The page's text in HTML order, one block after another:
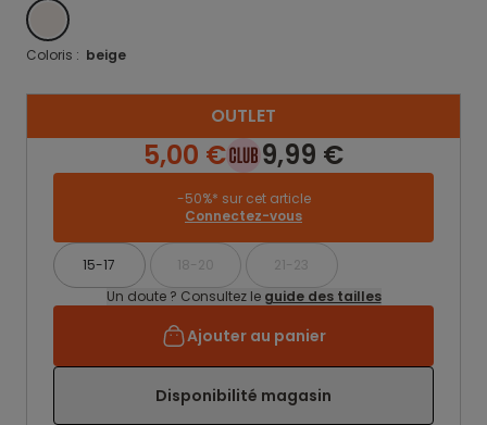
BEIGE
Coloris : beige
OUTLET
5,00 € 9,99 €
-50%* sur cet article
Connectez-vous
15-17 18-20
21-23
Un doute ? Consultez le guide des tailles
Ajouter au panier
Disponibilité magasin